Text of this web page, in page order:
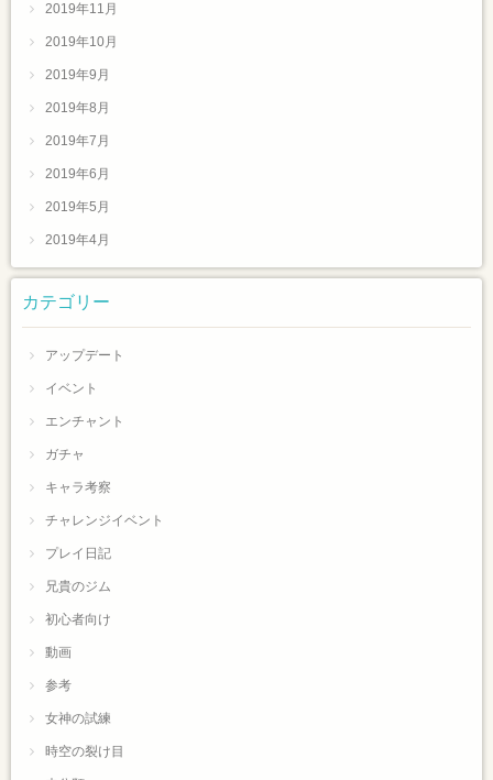
2019年11月
2019年10月
2019年9月
2019年8月
2019年7月
2019年6月
2019年5月
2019年4月
カテゴリー
アップデート
イベント
エンチャント
ガチャ
キャラ考察
チャレンジイベント
プレイ日記
兄貴のジム
初心者向け
動画
参考
女神の試練
時空の裂け目